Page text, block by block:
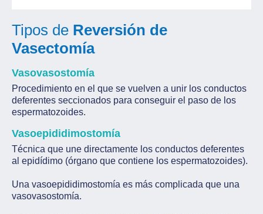
Tipos de Reversión de
Vasectomía
Vasovasostomía
Procedimiento en el que se vuelven a unir los conductos
deferentes seccionados para conseguir el paso de los
espermatozoides.
Vasoepididimostomía
Técnica que une directamente los conductos deferentes
al epidídimo (órgano que contiene los espermatozoides).
Una vasoepididimostomía es más complicada que una
vasovasostomía.